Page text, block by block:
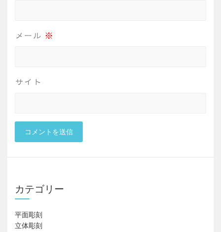
メール ※
サイト
カテゴリー
平面彫刻
立体彫刻